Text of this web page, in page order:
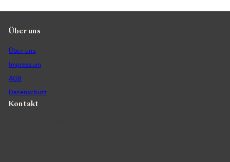
Über uns
Über uns
Impressum
AGB
Datenschutz
Kontakt